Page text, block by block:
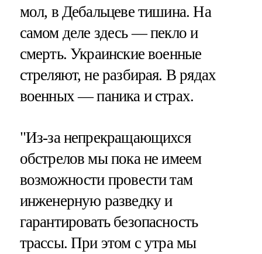
мол, в Дебальцеве тишина. На
самом деле здесь — пекло и
смерть. Украинские военные
стреляют, не разбирая. В рядах
военных — паника и страх.
"Из-за непрекращающихся
обстрелов мы пока не имеем
возможности провести там
инженерную разведку и
гарантировать безопасность
трассы. При этом с утра мы